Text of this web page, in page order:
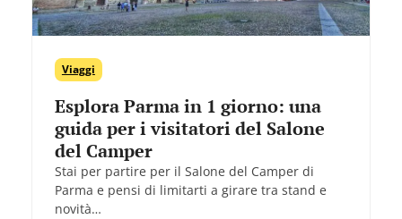
Viaggi
Esplora Parma in 1 giorno: una
guida per i visitatori del Salone
del Camper
Stai per partire per il Salone del Camper di
Parma e pensi di limitarti a girare tra stand e
novità…